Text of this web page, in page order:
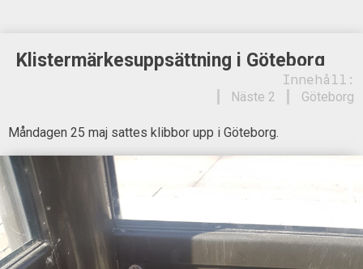
Klistermärkesuppsättning i Göteborg
Innehåll:
Göteborg
Näste 2
Måndagen 25 maj sattes klibbor upp i Göteborg.